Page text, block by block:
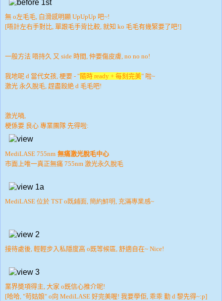
無 o左毛毛, 白滑感明顯 UpUpUp 吧~!
[唔計左右手對比, 單跟毛手背比較, 就知 ko 毛毛有幾緊要了吧!]
一般方法 唔持久 又 side 時間, 仲要傷皮膚, no no no!
我地呢 d 當代女孩, 梗要 - "隨時 ready + 每刻完美" 啦~
激光 永久脫毛, 趕盡殺絶 d 毛毛吧!
激光喎,
梗係要 良心 專業團隊 先得啦:
MediLASE 755nm 無痛激光脫毛中心
市面上唯一真正無痛 755nm 激光永久脫毛
MediLASE 位於 TST o既鋪面, 簡約鮮明, 充滿專業感~
接待處後, 輕輕步入私隱度高 o既等候區, 舒適自在~ Nice!
業界奬項得主, 大家 o既信心推介呢!
[哈哈, "苟姑娘" o向 MediLASE 好完美喔! 我要學佢, 乖乖 勤 d 黎先得~:p]